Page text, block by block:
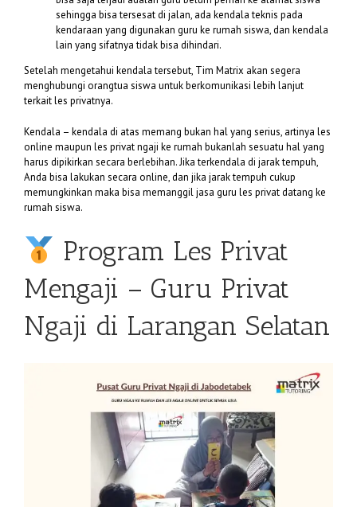
sehingga bisa tersesat di jalan, ada kendala teknis pada
kendaraan yang digunakan guru ke rumah siswa, dan kendala
lain yang sifatnya tidak bisa dihindari.
Setelah mengetahui kendala tersebut, Tim Matrix akan segera
menghubungi orangtua siswa untuk berkomunikasi lebih lanjut
terkait les privatnya.
Kendala – kendala di atas memang bukan hal yang serius, artinya les
online maupun les privat ngaji ke rumah bukanlah sesuatu hal yang
harus dipikirkan secara berlebihan. Jika terkendala di jarak tempuh,
Anda bisa lakukan secara online, dan jika jarak tempuh cukup
memungkinkan maka bisa memanggil jasa guru les privat datang ke
rumah siswa.
Program Les Privat
Mengaji – Guru Privat
Ngaji di Larangan Selatan